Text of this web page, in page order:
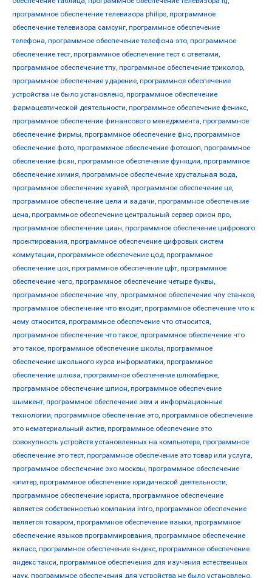
программное обеспечение телевизора philips, программное
обеспечение телевизора самсунг, программное обеспечение
телефона, программное обеспечение телефона это, программное
обеспечение тест, программное обеспечение тест с ответами,
программное обеспечение тпу, программное обеспечение триколор,
программное обеспечение ударение, программное обеспечение
устройства не было установлено, программное обеспечение
фармацевтической деятельности, программное обеспечение феникс,
программное обеспечение финансового менеджмента, программное
обеспечение фирмы, программное обеспечение фнс, программное
обеспечение фото, программное обеспечение фотошоп, программное
обеспечение фсзн, программное обеспечение функции, программное
обеспечение химия, программное обеспечение хрустальная вода,
программное обеспечение хуавей, программное обеспечение це,
программное обеспечение цели и задачи, программное обеспечение
цена, программное обеспечение центральный сервер орион про,
программное обеспечение циан, программное обеспечение цифрового
проектирования, программное обеспечение цифровых систем
коммутации, программное обеспечение цод, программное
обеспечение цск, программное обеспечение цфт, программное
обеспечение чего, программное обеспечение четыре буквы,
программное обеспечение чпу, программное обеспечение чпу станков,
программное обеспечение что входит, программное обеспечение что к
нему относится, программное обеспечение что относится,
программное обеспечение что такое, программное обеспечение что
это такое, программное обеспечение школы, программное
обеспечение школьного курса информатики, программное
обеспечение шлюза, программное обеспечение шлюмберже,
программное обеспечение шпион, программное обеспечение
шымкент, программное обеспечение эвм и информационные
технологии, программное обеспечение это, программное обеспечение
это нематериальный актив, программное обеспечение это
совокупность устройств установленных на компьютере, программное
обеспечение это тест, программное обеспечение это товар или услуга,
программное обеспечение эхо москвы, программное обеспечение
юпитер, программное обеспечение юридической деятельности,
программное обеспечение юриста, программное обеспечение
является собственностью компании intro, программное обеспечение
является товаром, программное обеспечение языки, программное
обеспечение языков программирования, программное обеспечение
якласс, программное обеспечение яндекс, программное обеспечение
яндекс такси, программное обеспечения для изучения естественных
наук, программное обеспечения для устройства не было установлено,